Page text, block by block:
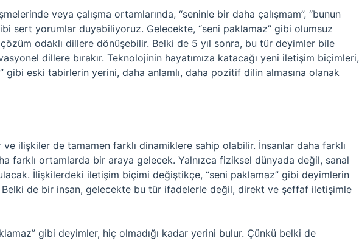
veya çalışma ortamlarında, “seninle bir daha çalışmam”, “bunun
sert yorumlar duyabiliyoruz. Gelecekte, “seni paklamaz” gibi olumsuz
çözüm odaklı dillere dönüşebilir. Belki de 5 yıl sonra, bu tür deyimler bile
dillere bırakır. Teknolojinin hayatımıza katacağı yeni iletişim biçimleri,
gibi eski tabirlerin yerini, daha anlamlı, daha pozitif dilin almasına olanak
ve ilişkiler de tamamen farklı dinamiklere sahip olabilir. İnsanlar daha farklı
farklı ortamlarda bir araya gelecek. Yalnızca fiziksel dünyada değil, sanal
İlişkilerdeki iletişim biçimi değiştikçe, “seni paklamaz” gibi deyimlerin
Belki de bir insan, gelecekte bu tür ifadelerle değil, direkt ve şeffaf iletişimle
gibi deyimler, hiç olmadığı kadar yerini bulur. Çünkü belki de